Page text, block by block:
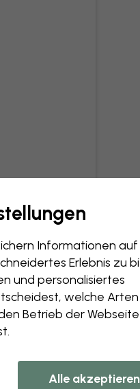
Informationen auf
Erlebnis zu
und personalisiertes
welche
Betrieb der Webseite
Alle akzeptieren